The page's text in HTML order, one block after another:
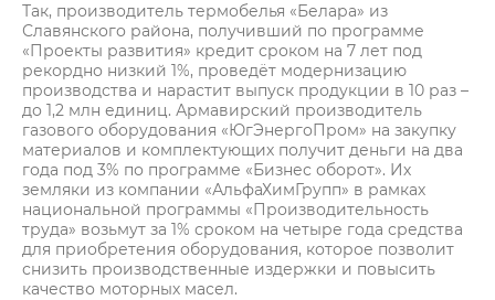
Так, производитель термобелья «Белара» из
Славянского района, получивший по программе
«Проекты развития» кредит сроком на 7 лет под
рекордно низкий 1%, проведёт модернизацию
производства и нарастит выпуск продукции в 10 раз –
до 1,2 млн единиц. Армавирский производитель
газового оборудования «ЮгЭнергоПром» на закупку
материалов и комплектующих получит деньги на два
года под 3% по программе «Бизнес оборот». Их
земляки из компании «АльфаХимГрупп» в рамках
национальной программы «Производительность
труда» возьмут за 1% сроком на четыре года средства
для приобретения оборудования, которое позволит
снизить производственные издержки и повысить
качество моторных масел.